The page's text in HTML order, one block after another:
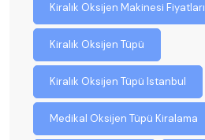
Kiralık Oksijen Makinesi Fiyatları
Kiralık Oksijen Tüpü
Kiralık Oksijen Tüpü Istanbul
Medikal Oksijen Tüpü Kiralama